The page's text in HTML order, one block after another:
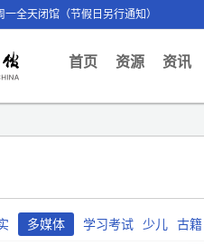
全天闭馆（节假日另行通知）
首页(current)
资源 资讯
多媒体 学习考试 少儿 古籍